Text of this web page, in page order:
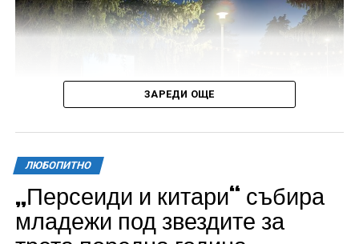
Всички събития ще се проведат в парк „Максим
Райкович“, срещу часовниковата кула, с вход
ЗАРЕДИ ОЩЕ
ЛЮБОПИТНО
„Персеиди и китари“ събира
младежи под звездите за